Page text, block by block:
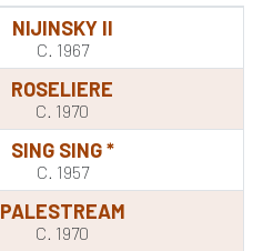
NIJINSKY II
C. 1967
ROSELIERE
C. 1970
SING SING *
C. 1957
PALESTREAM
C. 1970